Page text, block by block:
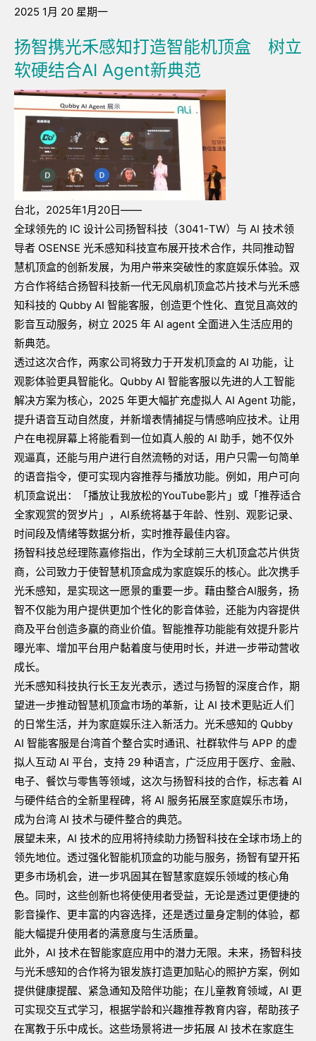
2025 1月 20 星期一
扬智携光禾感知打造智能机顶盒 树立
软硬结合AI Agent新典范
台北，2025年1月20日——
全球领先的 IC 设计公司扬智科技（3041-TW）与 AI 技术领
导者 OSENSE 光禾感知科技宣布展开技术合作，共同推动智
慧机顶盒的创新发展，为用户带来突破性的家庭娱乐体验。双
方合作将结合扬智科技新一代无风扇机顶盒芯片技术与光禾感
知科技的 Qubby AI 智能客服，创造更个性化、直觉且高效的
影音互动服务，树立 2025 年 AI agent 全面进入生活应用的
新典范。
透过这次合作，两家公司将致力于开发机顶盒的 AI 功能，让
观影体验更具智能化。 Qubby AI 智能客服以先进的人工智能
解决方案为核心， 2025 年更大幅扩充虚拟人 AI Agent 功能，
提升语音互动自然度，并新增表情捕捉与情感响应技术。让用
户在电视屏幕上将能看到一位如真人般的 AI 助手，她不仅外
观逼真，还能与用户进行自然流畅的对话，用户只需一句简单
的语音指令，便可实现内容推荐与播放功能。例如，用户可向
机顶盒说出：「播放让我放松的YouTube影片」或「推荐适合
全家观赏的贺岁片」， AI系统将基于年龄、性别、观影记录、
时间段及情绪等数据分析，实时推荐最佳内容。
扬智科技总经理陈嘉修指出，作为全球前三大机顶盒芯片供货
商，公司致力于使智慧机顶盒成为家庭娱乐的核心。此次携手
光禾感知，是实现这一愿景的重要一步。藉由整合AI服务，扬
智不仅能为用户提供更加个性化的影音体验，还能为内容提供
商及平台创造多赢的商业价值。智能推荐功能能有效提升影片
曝光率、增加平台用户黏着度与使用时长，并进一步带动营收
成长。
光禾感知科技执行长王友光表示，透过与扬智的深度合作，期
望进一步推动智慧机顶盒市场的革新，让 AI 技术更贴近人们
的日常生活，并为家庭娱乐注入新活力。光禾感知的 Qubby
AI 智能客服是台湾首个整合实时通讯、社群软件与 APP 的虚
拟人互动 AI 平台，支持 29 种语言，广泛应用于医疗、金融、
电子、餐饮与零售等领域，这次与扬智科技的合作，标志着 AI
与硬件结合的全新里程碑，将 AI 服务拓展至家庭娱乐市场，
成为台湾 AI 技术与硬件整合的典范。
展望未来， AI 技术的应用将持续助力扬智科技在全球市场上的
领先地位。透过强化智能机顶盒的功能与服务，扬智有望开拓
更多市场机会，进一步巩固其在智慧家庭娱乐领域的核心角
色。同时，这些创新也将使使用者受益，无论是透过更便捷的
影音操作、更丰富的内容选择，还是透过量身定制的体验，都
能大幅提升使用者的满意度与生活质量。
此外， AI 技术在智能家庭应用中的潜力无限。未来，扬智科技
与光禾感知的合作将为银发族打造更加贴心的照护方案，例如
提供健康提醒、紧急通知及陪伴功能；在儿童教育领域， AI 更
可实现交互式学习，根据学龄和兴趣推荐教育内容，帮助孩子
在寓教于乐中成长。这些场景将进一步拓展 AI 技术在家庭生